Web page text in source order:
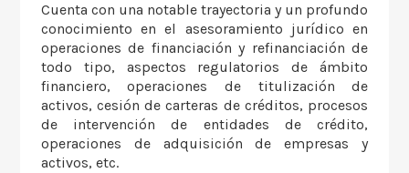
Cuenta con una notable trayectoria y un profundo
conocimiento en el asesoramiento jurídico en
operaciones de financiación y refinanciación de
todo tipo, aspectos regulatorios de ámbito
financiero, operaciones de titulización de
activos, cesión de carteras de créditos, procesos
de intervención de entidades de crédito,
operaciones de adquisición de empresas y
activos, etc.